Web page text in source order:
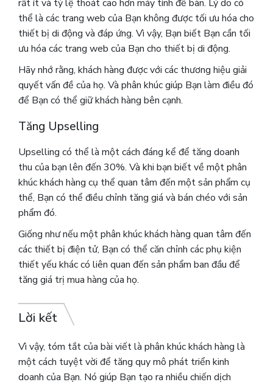
rất ít và tỷ lệ thoát cao hơn máy tính để bàn. Lý do có
thể là các trang web của Bạn không được tối ưu hóa cho
thiết bị di động và đáp ứng. Vì vậy, Bạn biết Bạn cần tối
ưu hóa các trang web của Bạn cho thiết bị di động.
Hãy nhớ rằng, khách hàng được với các thương hiệu giải
quyết vấn đề của họ. Và phân khúc giúp Bạn làm điều đó
để Bạn có thể giữ khách hàng bên cạnh.
Tăng Upselling
Upselling có thể là một cách đáng kể để tăng doanh
thu của bạn lên đến 30%. Và khi bạn biết về một phân
khúc khách hàng cụ thể quan tâm đến một sản phẩm cụ
thể, Bạn có thể điều chỉnh tăng giá và bán chéo với sản
phẩm đó.
Giống như nếu một phân khúc khách hàng quan tâm đến
các thiết bị điện tử, Bạn có thể căn chỉnh các phụ kiện
thiết yếu khác có liên quan đến sản phẩm ban đầu để
tăng giá trị mua hàng của họ.
Lời kết
Vì vậy, tóm tắt của bài viết là phân khúc khách hàng là
một cách tuyệt vời để tăng quy mô phát triển kinh
doanh của Bạn. Nó giúp Bạn tạo ra nhiều chiến dịch